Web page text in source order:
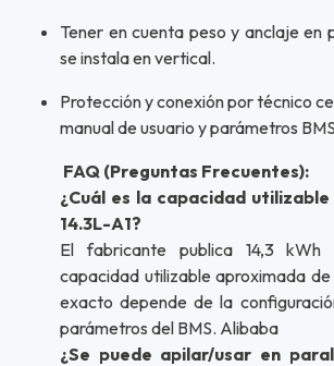
Tener en cuenta peso y anclaje en
se instala en vertical.
Protección y conexión por técnico
manual de usuario y parámetros
FAQ (Preguntas Frecuentes):
¿Cuál es la capacidad
14.3L-A1?
El fabricante publica 14,3 kWh
capacidad utilizable aproximada
exacto depende de la
parámetros del BMS. Alibaba
¿Se puede apilar/usar en